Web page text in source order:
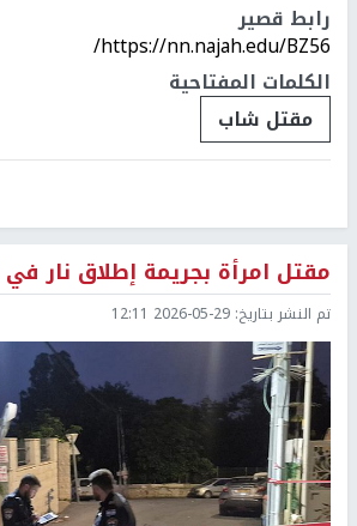
رابط قصير
https://nn.najah.edu/BZ56/
الكلمات المفتاحية
مقتل شاب
مقتل امرأة بجريمة إطلاق نار
تم النشر بتاريخ: 2026-05-29 12:11